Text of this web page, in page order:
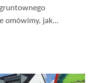
omówimy, jak
uwagę podczas